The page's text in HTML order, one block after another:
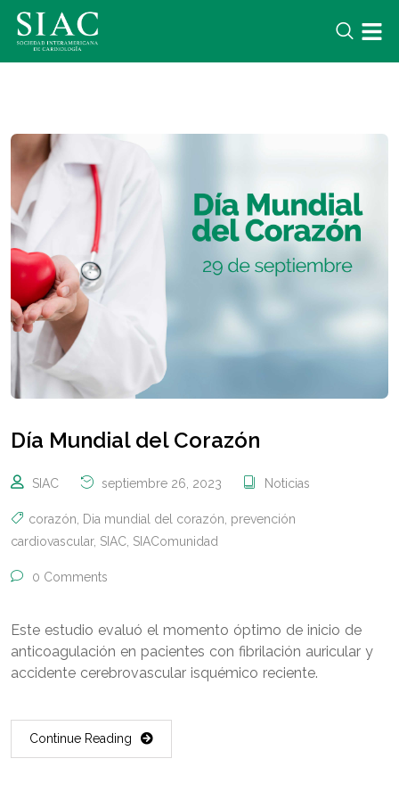
Día Mundial del Corazón
SIAC septiembre 26, 2023 Noticias
corazón Dia mundial del corazón prevención
cardiovascular, SIAC SIAComunidad
0 Comments
Este estudio evaluó el momento óptimo de inicio de
anticoagulación en pacientes con fibrilación auricular y
accidente cerebrovascular isquémico reciente.
Continue Reading